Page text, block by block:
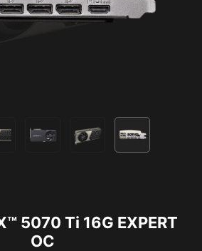
5070 Ti 16G EXPERT
OC